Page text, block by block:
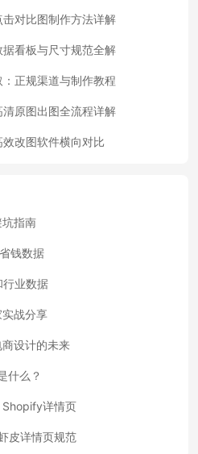
对比图制作方法详解
看板与尺寸规范全解
正规渠道与制作教程
原图出图全流程详解
改图软件横向对比
指南
钱数据
行业数据
战分享
设计的未来
什么？
Shopify详情页
皮详情页规范